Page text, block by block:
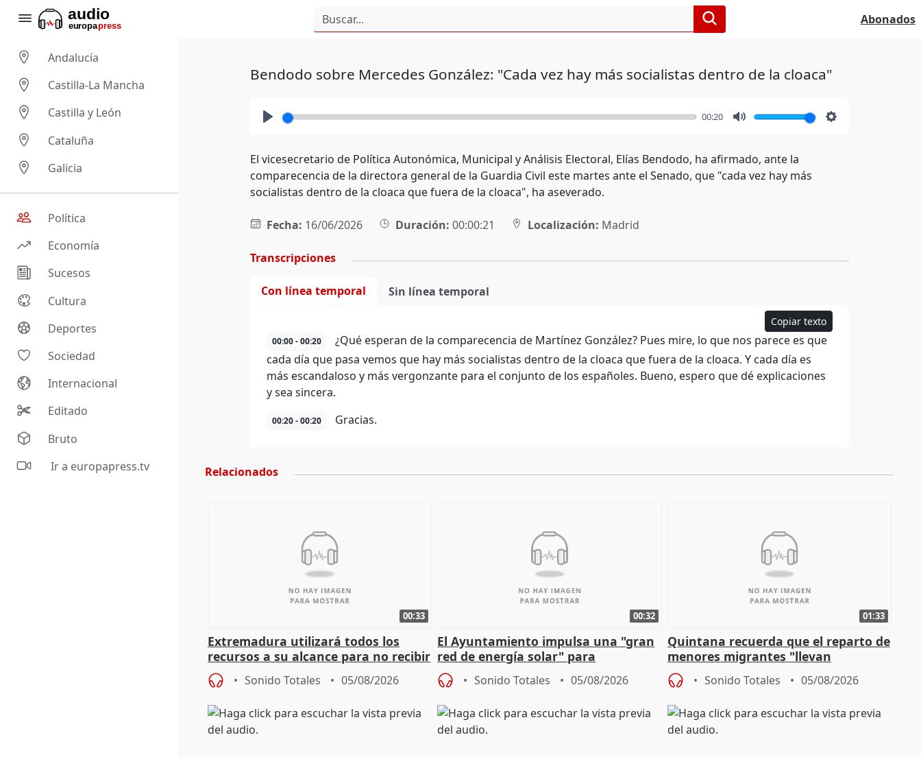
Abonados
Andalucía
Castilla-La Mancha
Castilla y León
Cataluña
Galicia
Política
Economía
Sucesos
Cultura
Deportes
Sociedad
Internacional
Editado
Bruto
Ir a europapress.tv
Bendodo sobre Mercedes González: "Cada vez hay más socialistas dentro de la cloaca"
00:20
El vicesecretario de Política Autonómica, Municipal y Análisis Electoral, Elías Bendodo, ha afirmado, ante la
comparecencia de la directora general de la Guardia Civil este martes ante el Senado, que "cada vez hay más
socialistas dentro de la cloaca que fuera de la cloaca", ha aseverado.
Fecha: 16/06/2026 Duración: 00:00:21 Localización: Madrid
Transcripciones
Con línea temporal Sin línea temporal
Copiar texto
00:00 - 00:20
¿Qué esperan de la comparecencia de Martínez González? Pues mire, lo que nos parece es que
cada día que pasa vemos que hay más socialistas dentro de la cloaca que fuera de la cloaca. Y cada día es
más escandaloso y más vergonzante para el conjunto de los españoles. Bueno, espero que dé explicaciones
y sea sincera.
00:20 - 00:20 Gracias.
Relacionados
00:33
Extremadura utilizará todos los
recursos a su alcance para no recibir
más menores migrantes
Sonido Totales 05/08/2026
00:32
El Ayuntamiento impulsa una "gran
red de energía solar" para
autoconsumo
Sonido Totales 05/08/2026
01:33
Quintana recuerda que el reparto de
menores migrantes "llevan
aportación del Gobierno" central
Sonido Totales 05/08/2026